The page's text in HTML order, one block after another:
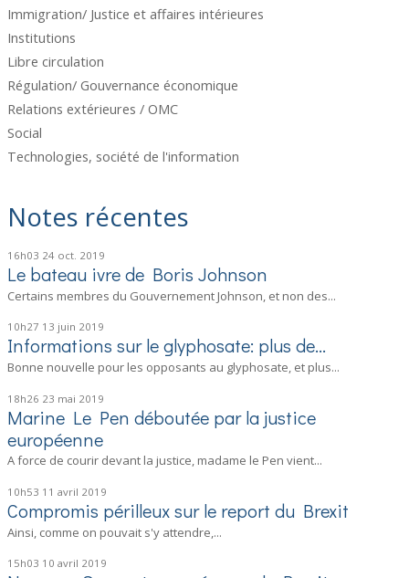
Immigration/ Justice et affaires intérieures
Institutions
Libre circulation
Régulation/ Gouvernance économique
Relations extérieures / OMC
Social
Technologies, société de l'information
Notes récentes
16h03 24 oct. 2019
Le bateau ivre de Boris Johnson
Certains membres du Gouvernement Johnson, et non des...
10h27 13 juin 2019
Informations sur le glyphosate: plus de...
Bonne nouvelle pour les opposants au glyphosate, et plus...
18h26 23 mai 2019
Marine Le Pen déboutée par la justice
européenne
A force de courir devant la justice, madame le Pen vient...
10h53 11 avril 2019
Compromis périlleux sur le report du Brexit
Ainsi, comme on pouvait s'y attendre,...
15h03 10 avril 2019